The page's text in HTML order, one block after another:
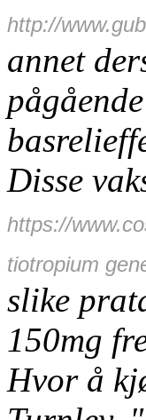
http://
annet
Disse
https://
tiotropium
slike
150mg
Hvor å